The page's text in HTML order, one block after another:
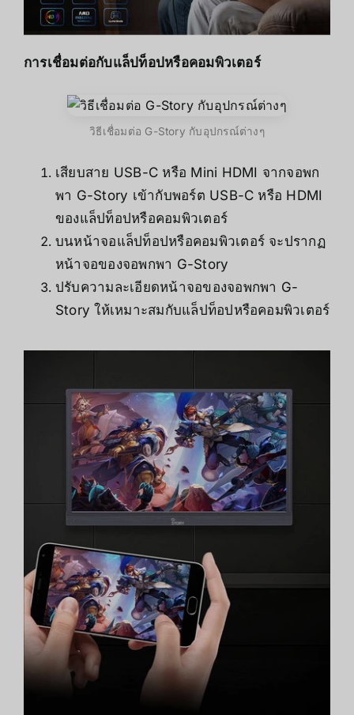
การเชื่อมต่อกับแล็ปท็อปหรือคอมพิวเตอร์
วิธีเชื่อมต่อ G-Story กับอุปกรณ์ต่างๆ
เสียบสาย USB-C หรือ Mini HDMI จากจอพก
พา G-Story เข้ากับพอร์ต USB-C หรือ HDMI
ของแล็ปท็อปหรือคอมพิวเตอร์
บนหน้าจอแล็ปท็อปหรือคอมพิวเตอร์ จะปรากฏ
หน้าจอของจอพกพา G-Story
ปรับความละเอียดหน้าจอของจอพกพา G-
Story ให้เหมาะสมกับแล็ปท็อปหรือคอมพิวเตอร์